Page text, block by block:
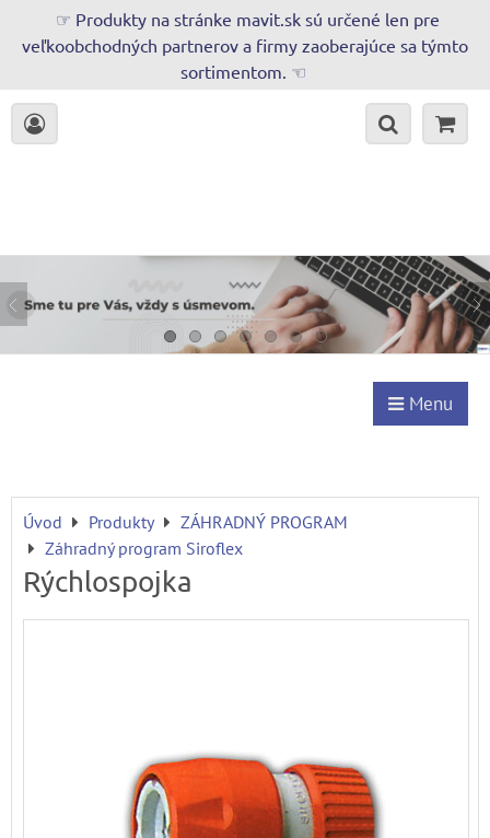
☞ Produkty na stránke mavit.sk sú určené len pre
veľkoobchodných partnerov a firmy zaoberajúce sa týmto
sortimentom. ☜
Menu
Úvod Produkty
ZÁHRADNÝ PROGRAM
Záhradný program Siroflex
Rýchlospojka